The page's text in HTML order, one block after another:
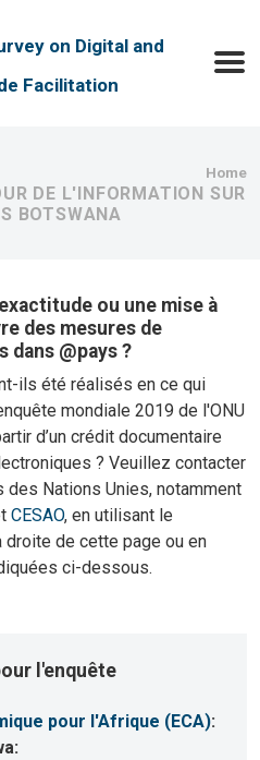
on Digital and
Facilitation
Home
DE L'INFORMATION SUR
BOTSWANA
ou une mise à
des mesures de
@pays ?
ils été réalisés en ce qui
mondiale 2019 de l'ONU
d’un crédit documentaire
? Veuillez contacter
Nations Unies, notamment
CESAO, en utilisant le
de cette page ou en
ci-dessous.
l'enquête
pour l'Afrique (ECA):